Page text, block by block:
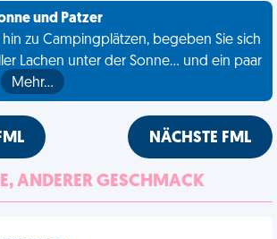
und Patzer
zu Campingplätzen, begeben Sie sich
Lachen unter der Sonne... und ein paar
Mehr…
NÄCHSTE FML
ANDERER GESCHMACK